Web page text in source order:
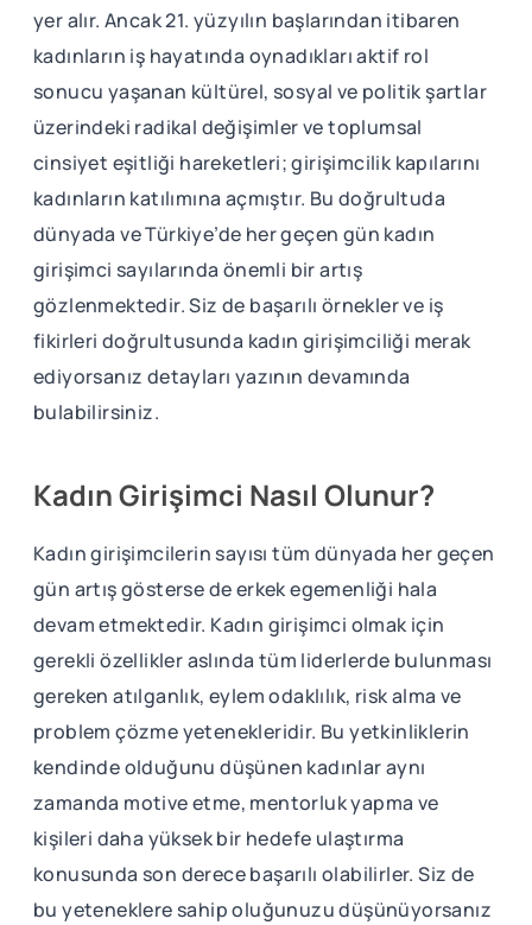
yer alır. Ancak 21. yüzyılın başlarından itibaren
kadınların iş hayatında oynadıkları aktif rol
sonucu yaşanan kültürel, sosyal ve politik şartlar
üzerindeki radikal değişimler ve toplumsal
cinsiyet eşitliği hareketleri; girişimcilik kapılarını
kadınların katılımına açmıştır. Bu doğrultuda
dünyada ve Türkiye’de her geçen gün kadın
girişimci sayılarında önemli bir artış
gözlenmektedir. Siz de başarılı örnekler ve iş
fikirleri doğrultusunda kadın girişimciliği merak
ediyorsanız detayları yazının devamında
bulabilirsiniz.
Kadın Girişimci Nasıl Olunur?
Kadın girişimcilerin sayısı tüm dünyada her geçen
gün artış gösterse de erkek egemenliği hala
devam etmektedir. Kadın girişimci olmak için
gerekli özellikler aslında tüm liderlerde bulunması
gereken atılganlık, eylem odaklılık, risk alma ve
problem çözme yetenekleridir. Bu yetkinliklerin
kendinde olduğunu düşünen kadınlar aynı
zamanda motive etme, mentorluk yapma ve
kişileri daha yüksek bir hedefe ulaştırma
konusunda son derece başarılı olabilirler. Siz de
bu yeteneklere sahip oluğunuzu düşünüyorsanız